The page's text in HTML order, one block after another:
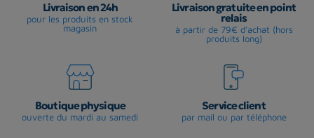
Livraison en 24h
pour les produits en stock
magasin
Livraison gratuite en point
relais
à partir de 79€ d'achat (hors
produits long)
Boutique physique
ouverte du mardi au samedi
Service client
par mail ou par téléphone